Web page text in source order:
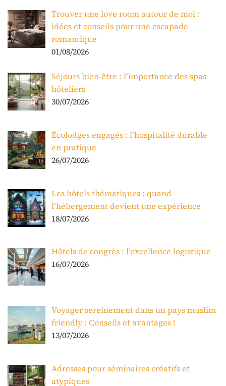
Trouver une love room autour de moi :
idées et conseils pour une escapade
romantique
01/08/2026
Séjours bien-être : l’importance des spas
hôteliers
30/07/2026
Écolodges engagés : l’hospitalité durable
en pratique
26/07/2026
Les hôtels thématiques : quand
l’hébergement devient une expérience
18/07/2026
Hôtels de congrès : l’excellence logistique
16/07/2026
Voyager sereinement dans un pays muslim
friendly : Conseils et avantages !
13/07/2026
Adresses pour séminaires créatifs et
atypiques